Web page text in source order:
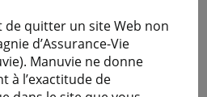
de quitter un site Web non
d’Assurance-Vie
Manuvie ne donne
à l’exactitude de
soumission